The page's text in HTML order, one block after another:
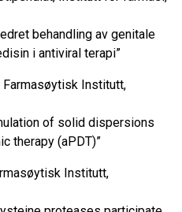
behandling av genitale
i antiviral terapi”
Farmasøytisk Institutt,
of solid dispersions
therapy (aPDT)”
Institutt,